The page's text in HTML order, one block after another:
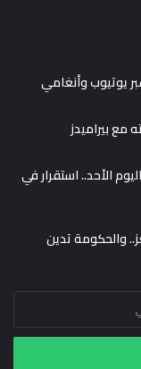
يوتيوب وأنغامي
مع بيراميدز
الأحد.. استقرار في
والحكومة تدين